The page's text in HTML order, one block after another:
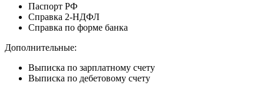
Паспорт РФ
Справка 2-НДФЛ
Справка по форме банка
Дополнительные:
Выписка по зарплатному счету
Выписка по дебетовому счету